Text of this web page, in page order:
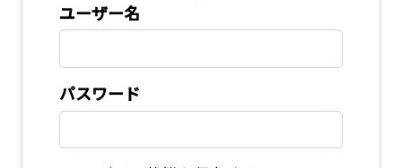
ユーザー名
パスワード